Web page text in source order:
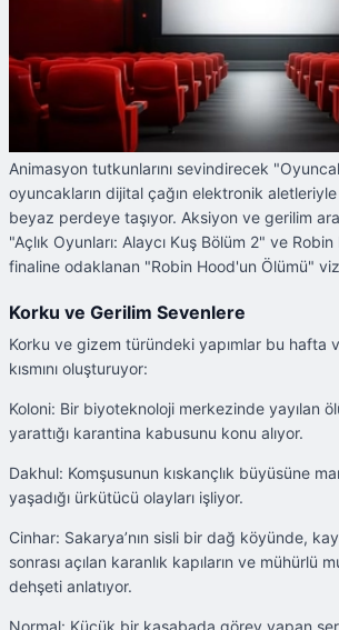
Animasyon tutkunlarını sevindirecek
oyuncakların dijital çağın elektronik
beyaz perdeye taşıyor. Aksiyon ve gerilim
"Açlık Oyunları: Alaycı Kuş Bölüm 2" ve
finaline odaklanan "Robin Hood'un Ölümü"
Korku ve Gerilim Sevenlere
Korku ve gizem türündeki yapımlar bu hafta
kısmını oluşturuyor:
Koloni: Bir biyoteknoloji merkezinde yayılan
yarattığı karantina kabusunu konu alıyor.
Dakhul: Komşusunun kıskançlık büyüsüne
yaşadığı ürkütücü olayları işliyor.
Cinhar: Sakarya’nın sisli bir dağ köyünde,
sonrası açılan karanlık kapıların ve mühürlü
dehşeti anlatıyor.
Normal: Küçük bir kasabada görev yapan